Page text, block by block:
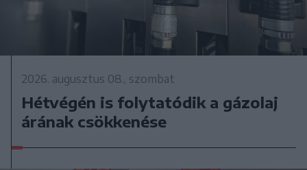
2026. augusztus 08., szombat
Hétvégén is folytatódik a gázolaj
árának csökkenése